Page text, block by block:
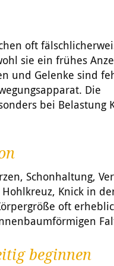
oft
sie ein frühes
und Gelenke sind
Die
bei Belastung
Schonhaltung,
Knick in
oft
beginnen